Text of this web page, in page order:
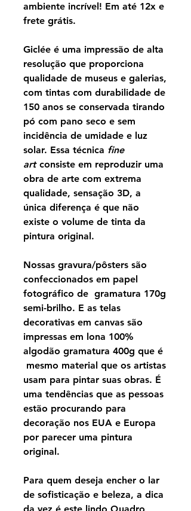
ambiente incrível! Em até 12x e
frete grátis.
Giclée é uma impressão de alta
resolução que proporciona
qualidade de museus e galerias,
com tintas com durabilidade de
150 anos se conservada tirando
pó com pano seco e sem
incidência de umidade e luz
solar. Essa técnica fine
artconsiste em reproduzir uma
obra de arte com extrema
qualidade, sensação 3D, a
única diferença é que não
existe o volume de tinta da
pintura original.
Nossas gravura/pôsters são
confeccionados em papel
fotográfico de gramatura 170g
semi-brilho. E as telas
decorativas em canvas são
impressas em lona 100%
algodão gramatura 400g que é
mesmo material que os artistas
usam para pintar suas obras. É
uma tendências que as pessoas
estão procurando para
decoração nos EUA e Europa
por parecer uma pintura
original.
Para quem deseja encher o lar
de sofisticação e beleza, a dica